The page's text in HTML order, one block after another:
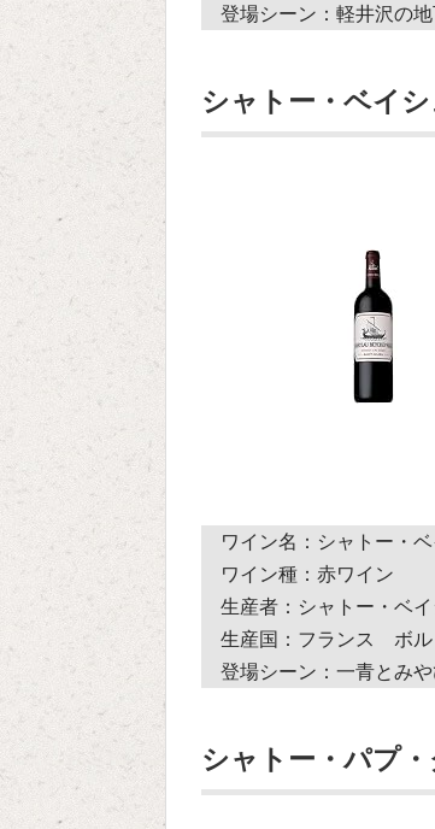
登場シーン：軽井沢の
シャトー・ベイ
ワイン名：シャトー・
ワイン種：赤ワイン
生産者：シャトー・ベ
生産国：フランス ボル
登場シーン：一青とみや
シャトー・パプ